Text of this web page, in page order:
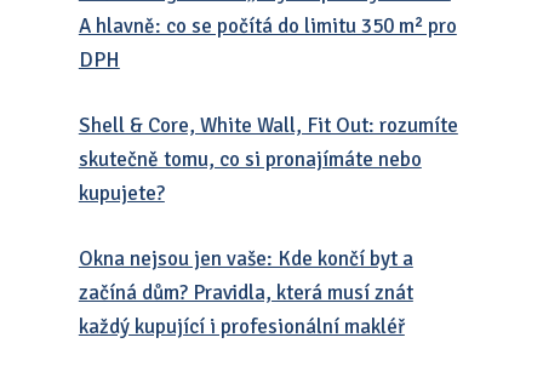
A hlavně: co se počítá do limitu 350 m² pro
DPH
Shell & Core, White Wall, Fit Out: rozumíte
skutečně tomu, co si pronajímáte nebo
kupujete?
Okna nejsou jen vaše: Kde končí byt a
začíná dům? Pravidla, která musí znát
každý kupující i profesionální makléř